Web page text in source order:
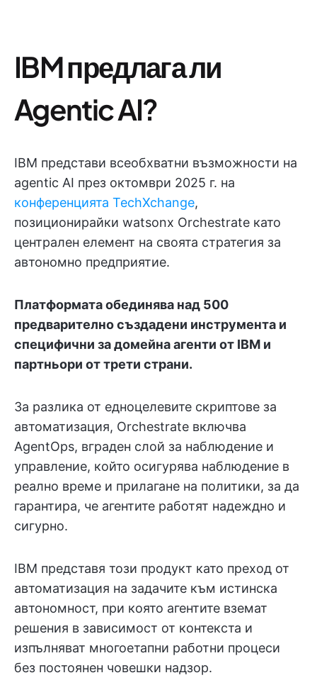
IBM предлага ли
Agentic AI?
IBM представи всеобхватни възможности на
agentic AI през октомври 2025 г. на
конференцията TechXchange,
позиционирайки watsonx Orchestrate като
централен елемент на своята стратегия за
автономно предприятие.
Платформата обединява над 500
предварително създадени инструмента и
специфични за домейна агенти от IBM и
партньори от трети страни.
За разлика от едноцелевите скриптове за
автоматизация, Orchestrate включва
AgentOps, вграден слой за наблюдение и
управление, който осигурява наблюдение в
реално време и прилагане на политики, за да
гарантира, че агентите работят надеждно и
сигурно.
IBM представя този продукт като преход от
автоматизация на задачите към истинска
автономност, при която агентите вземат
решения в зависимост от контекста и
изпълняват многоетапни работни процеси
без постоянен човешки надзор.